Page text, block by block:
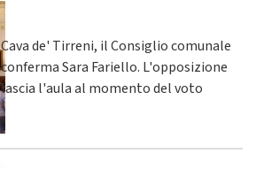
Cava de' Tirreni, il Consiglio comunale
conferma Sara Fariello. L'opposizione
lascia l'aula al momento del voto